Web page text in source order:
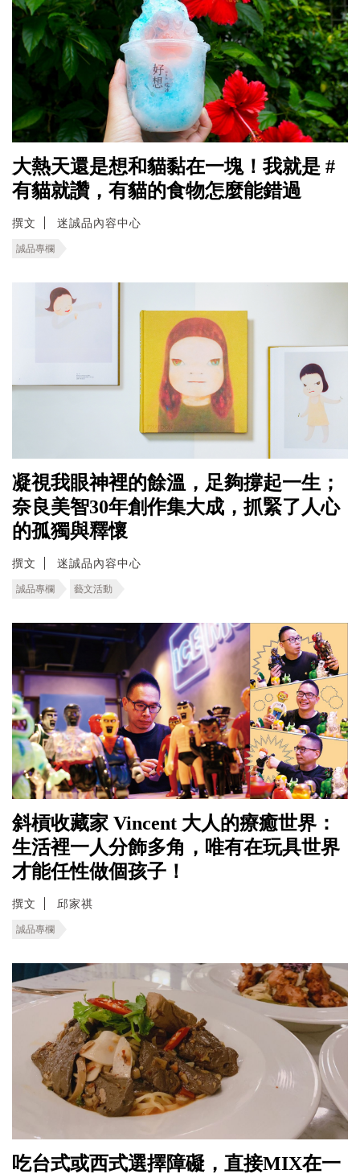
大熱天還是想和貓黏在一塊！我就是 #
有貓就讚，有貓的食物怎麼能錯過
撰文 迷誠品內容中心
誠品專欄
凝視我眼神裡的餘溫，足夠撐起一生；
奈良美智30年創作集大成，抓緊了人心
的孤獨與釋懷
撰文 迷誠品內容中心
誠品專欄 藝文活動
斜槓收藏家 Vincent 大人的療癒世界：
生活裡一人分飾多角，唯有在玩具世界
才能任性做個孩子！
撰文 邱家祺
誠品專欄
吃台式或西式選擇障礙，直接MIX在一